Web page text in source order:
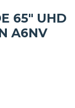
65" UHD
A6NV